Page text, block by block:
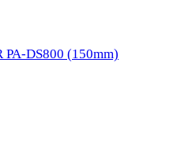
PA-DS800 (150mm)